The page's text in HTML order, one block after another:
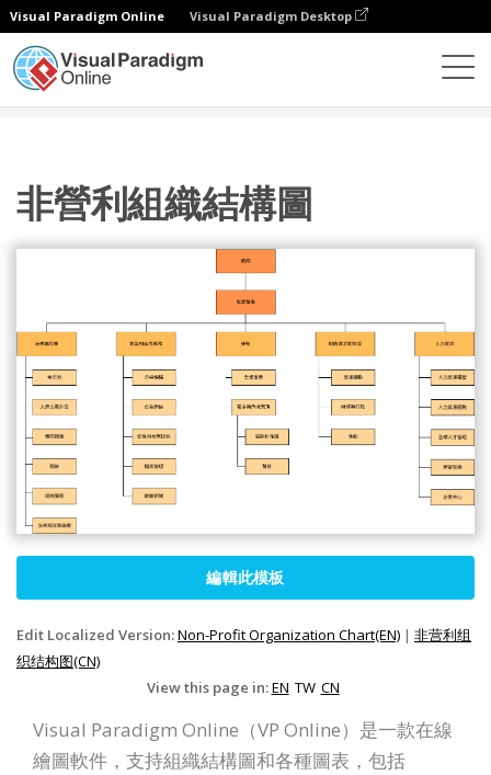
Visual Paradigm Online Visual Paradigm Desktop
非營利組織結構圖
編輯此模板
Edit Localized Version:Non-Profit Organization Chart(EN) | 非营利组
织结构图(CN)
View this page in:EN TW CN
Visual Paradigm Online（VP Online）是一款在線
繪圖軟件，支持組織結構圖和各種圖表，包括